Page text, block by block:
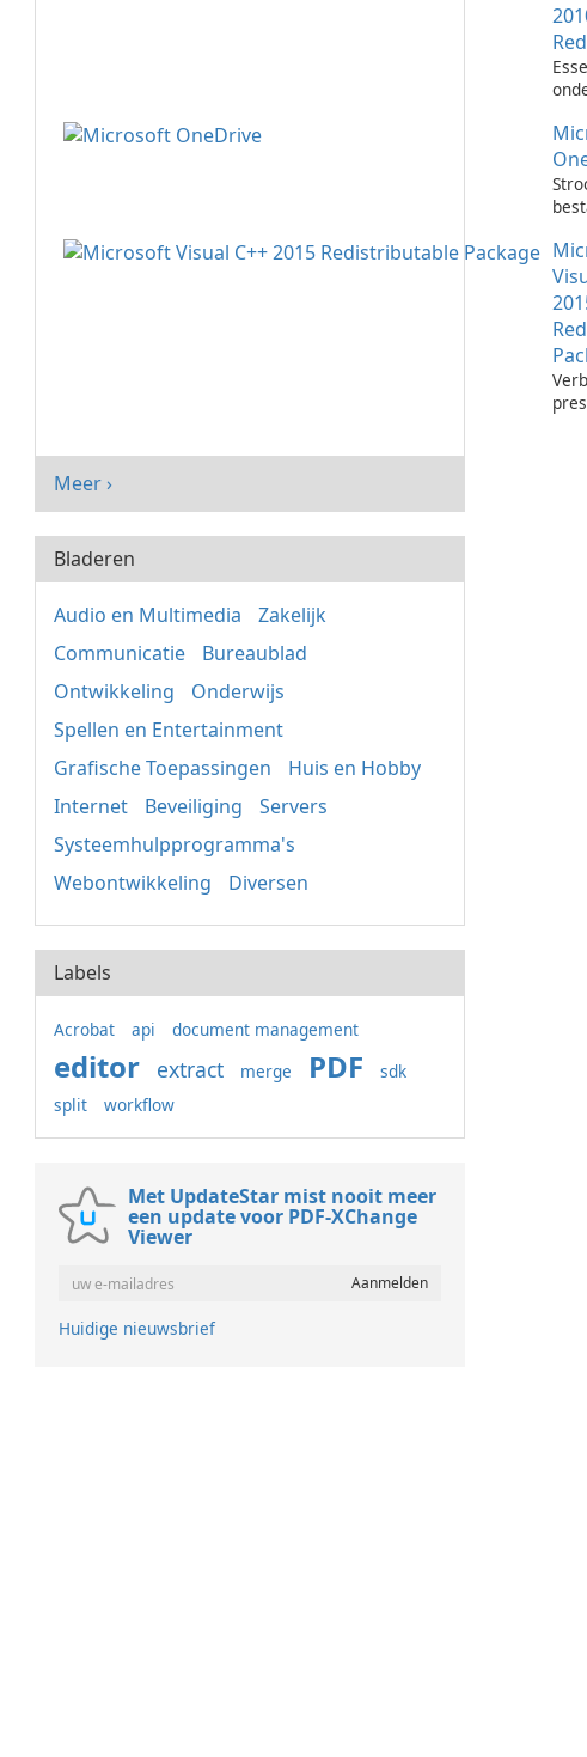
Meer ›
Bladeren
Audio en Multimedia
Zakelijk
Communicatie
Bureaublad
Ontwikkeling
Onderwijs
Spellen en Entertainment
Grafische Toepassingen
Huis en Hobby
Internet
Beveiliging
Servers
Systeemhulpprogramma's
Webontwikkeling
Diversen
Labels
Acrobat api document management
editor extract merge PDF
sdk
split
workflow
Met UpdateStar mist nooit meer
een update voor PDF-XChange
Viewer
Huidige nieuwsbrief